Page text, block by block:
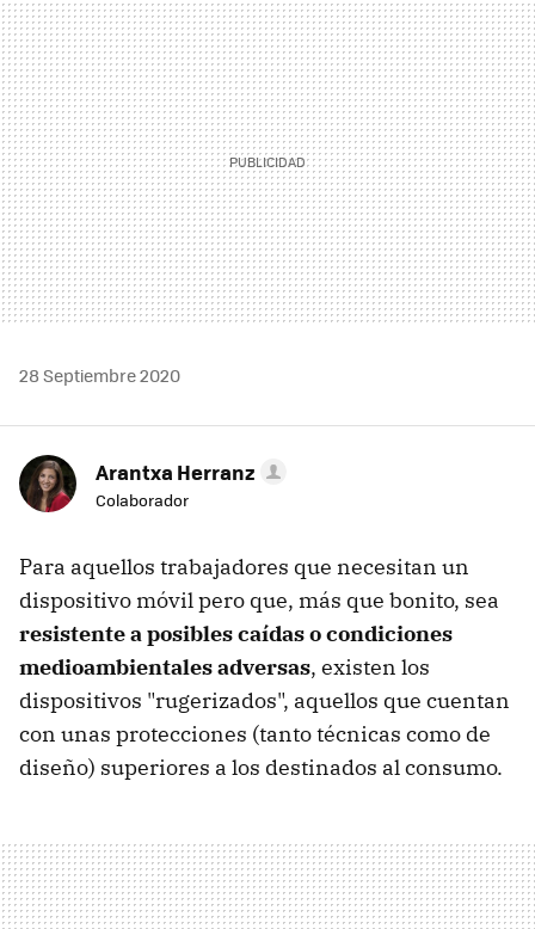
MAIL
28 Septiembre 2020
Arantxa Herranz
Colaborador
Para aquellos trabajadores que necesitan un
dispositivo móvil pero que, más que bonito, sea
resistente a posibles caídas o condiciones
medioambientales adversas, existen los
dispositivos "rugerizados", aquellos que cuentan
con unas protecciones (tanto técnicas como de
diseño) superiores a los destinados al consumo.